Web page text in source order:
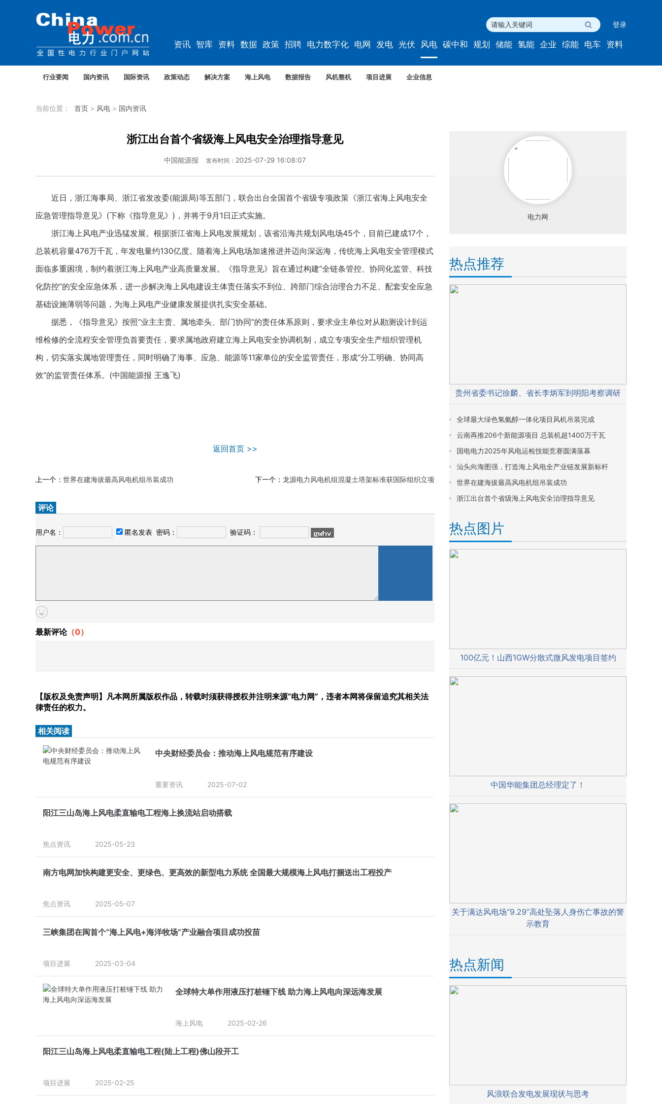
登录
资讯 智库 资料 数据 政策 招聘 电力数字化 电网 发电 光伏 风电 碳中和 规划 储能 氢能 企业 综能 电车 资料
行业要闻 国内资讯 国际资讯 政策动态 解决方案 海上风电 数据报告 风机整机 项目进展 企业信息
当前位置： 首页 > 风电 > 国内资讯
浙江出台首个省级海上风电安全治理指导意见
中国能源报 发布时间： 2025-07-29 16:08:07
近日，浙江海事局、浙江省发改委(能源局)等五部门，联合出台全国首个省级专项政策《浙江省海上风电安全
应急管理指导意见》(下称《指导意见》)，并将于9月1日正式实施。
浙江海上风电产业迅猛发展。根据浙江省海上风电发展规划，该省沿海共规划风电场45个，目前已建成17个，
总装机容量476万千瓦，年发电量约130亿度。随着海上风电场加速推进并迈向深远海，传统海上风电安全管理模式
面临多重困境，制约着浙江海上风电产业高质量发展。《指导意见》旨在通过构建“全链条管控、协同化监管、科技
化防控”的安全应急体系，进一步解决海上风电建设主体责任落实不到位、跨部门综合治理合力不足、配套安全应急
基础设施薄弱等问题，为海上风电产业健康发展提供扎实安全基础。
据悉，《指导意见》按照“业主主责、属地牵头、部门协同”的责任体系原则，要求业主单位对从勘测设计到运
维检修的全流程安全管理负首要责任，要求属地政府建立海上风电安全协调机制，成立专项安全生产组织管理机
构，切实落实属地管理责任，同时明确了海事、应急、能源等11家单位的安全监管责任，形成“分工明确、协同高
效”的监管责任体系。(中国能源报 王逸飞)
返回首页 >>
上一个： 世界在建海拔最高风电机组吊装成功 下一个： 龙源电力风电机组混凝土塔架标准获国际组织立项
评论
用户名： 匿名发表 密码： 验证码：
最新评论（0）
【版权及免责声明】凡本网所属版权作品，转载时须获得授权并注明来源“电力网”，违者本网将保留追究其相关法
律责任的权力。
相关阅读
中央财经委员会：推动海上风电规范有序建设
重要资讯 2025-07-02
阳江三山岛海上风电柔直输电工程海上换流站启动搭载
焦点资讯 2025-05-23
南方电网加快构建更安全、更绿色、更高效的新型电力系统 全国最大规模海上风电打捆送出工程投产
焦点资讯 2025-05-07
三峡集团在闽首个“海上风电+海洋牧场”产业融合项目成功投苗
项目进展 2025-03-04
全球特大单作用液压打桩锤下线 助力海上风电向深远海发展
海上风电 2025-02-26
阳江三山岛海上风电柔直输电工程(陆上工程)佛山段开工
项目进展 2025-02-25
电力网
热点推荐
贵州省委书记徐麟、省长李炳军到明阳考察调研
全球最大绿色氢氨醇一体化项目风机吊装完成
云南再推206个新能源项目 总装机超1400万千瓦
国电电力2025年风电运检技能竞赛圆满落幕
汕头向海图强，打造海上风电全产业链发展新标杆
世界在建海拔最高风电机组吊装成功
浙江出台首个省级海上风电安全治理指导意见
热点图片
100亿元！山西1GW分散式微风发电项目签约
中国华能集团总经理定了！
关于满达风电场“9.29”高处坠落人身伤亡事故的警
示教育
热点新闻
风浪联合发电发展现状与思考